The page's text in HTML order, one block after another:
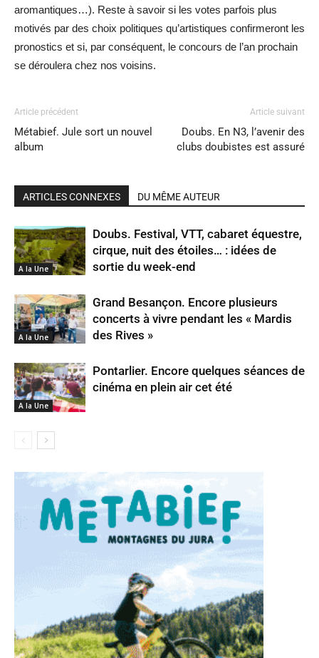
aromantiques…). Reste à savoir si les votes parfois plus
motivés par des choix politiques qu’artistiques confirmeront les
pronostics et si, par conséquent, le concours de l’an prochain
se déroulera chez nos voisins.
Article précédent
Métabief. Jule sort un nouvel
album
Article suivant
Doubs. En N3, l’avenir des
clubs doubistes est assuré
ARTICLES CONNEXES DU MÊME AUTEUR
A la Une
Doubs. Festival, VTT, cabaret équestre,
cirque, nuit des étoiles… : idées de
sortie du week-end
A la Une
Grand Besançon. Encore plusieurs
concerts à vivre pendant les « Mardis
des Rives »
A la Une
Pontarlier. Encore quelques séances de
cinéma en plein air cet été